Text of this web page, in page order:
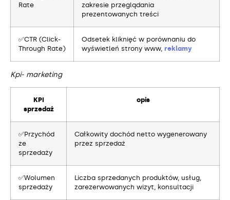
Rate
zakresie przeglądania
prezentowanych treści
✅CTR (Click-
Through Rate)
Odsetek kliknięć w porównaniu do
wyświetleń strony www, reklamy
Kpi- marketing
KPI
sprzedaż
opis
✅Przychód
ze
sprzedaży
Całkowity dochód netto wygenerowany
przez sprzedaż
✅Wolumen
sprzedaży
Liczba sprzedanych produktów, usług,
zarezerwowanych wizyt, konsultacji